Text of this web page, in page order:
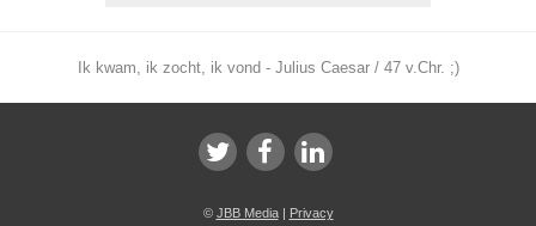
Ik kwam, ik zocht, ik vond - Julius Caesar / 47 v.Chr. ;)
© JBB Media| Privacy